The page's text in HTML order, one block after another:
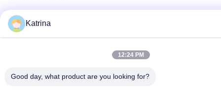
Sportcentrum/gymnasium
Katrina
12:24 PM
Good day, what product are you looking for?